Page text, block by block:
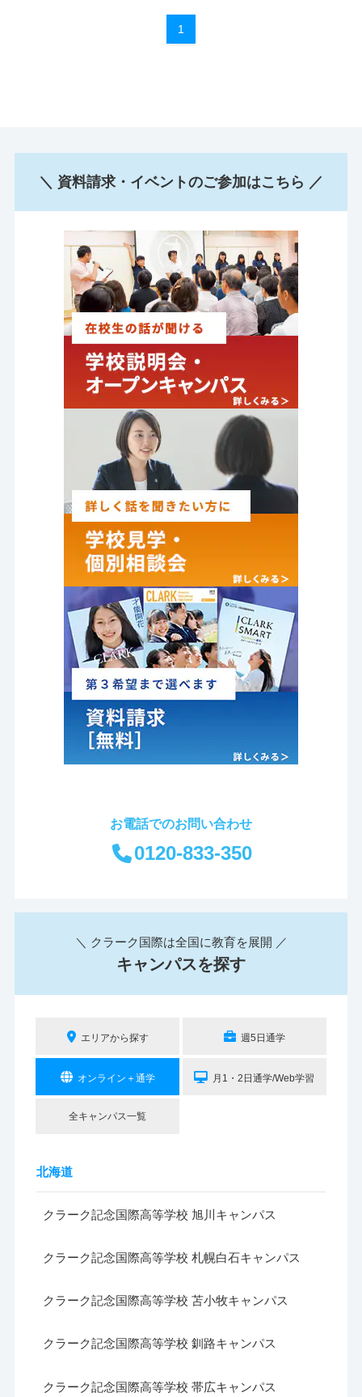
1
＼ 資料請求・イベントのご参加はこちら ／
お電話でのお問い合わせ
0120-833-350
＼ クラーク国際は全国に教育を展開 ／
キャンパスを探す
エリアから探す 週5日通学
オンライン＋通学 月1・2日通学/Web学習
全キャンパス一覧
北海道
クラーク記念国際高等学校 旭川キャンパス
クラーク記念国際高等学校 札幌白石キャンパス
クラーク記念国際高等学校 苫小牧キャンパス
クラーク記念国際高等学校 釧路キャンパス
クラーク記念国際高等学校 帯広キャンパス